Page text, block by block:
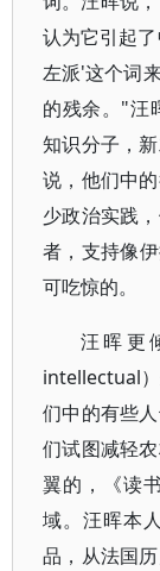
认为它引起
左派'这个词
的残余。"汪
知识分子，
说，他们中
少政治实践
者，支持像
可吃惊的。
汪晖更
intellectual
们中的有些
们试图减轻
翼的，《读
域。汪晖本
品，从法国